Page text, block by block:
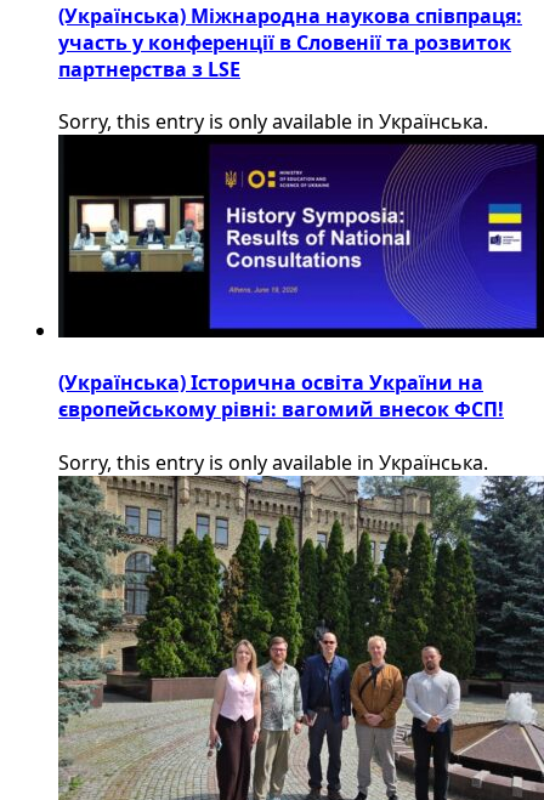
(Українська) Міжнародна наукова співпраця:
участь у конференції в Словенії та розвиток
партнерства з LSE
Sorry, this entry is only available in Українська.
(Українська) Історична освіта України на
європейському рівні: вагомий внесок ФСП!
Sorry, this entry is only available in Українська.